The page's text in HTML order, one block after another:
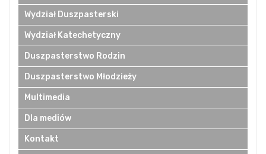
Wydział Duszpasterski
Wydział Katechetyczny
Duszpasterstwo Rodzin
Duszpasterstwo Młodzieży
Multimedia
Dla mediów
Kontakt